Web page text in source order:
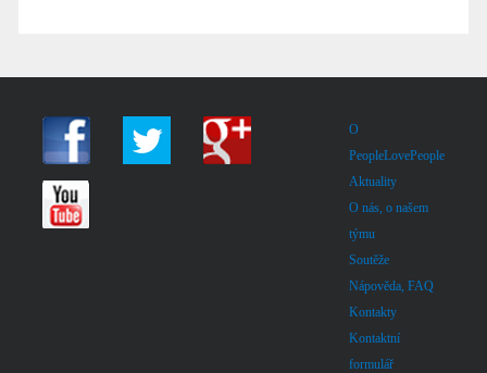
O
PeopleLovePeople
Aktuality
O nás, o našem
týmu
Soutěže
Nápověda, FAQ
Kontakty
Kontaktní
formulář